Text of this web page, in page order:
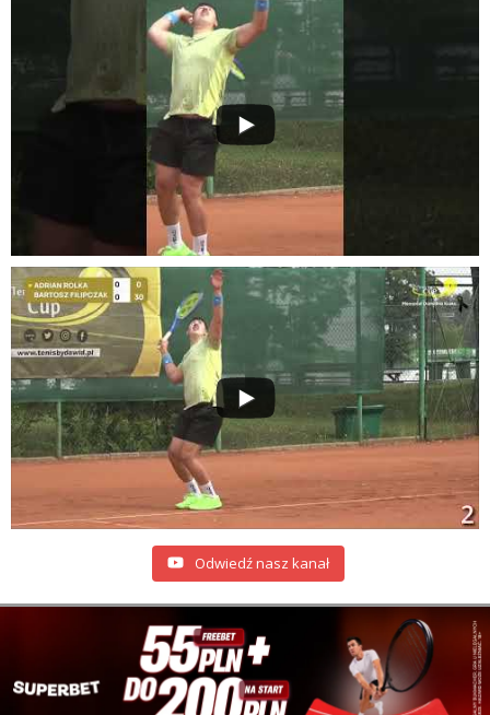
Odwiedź nasz kanał